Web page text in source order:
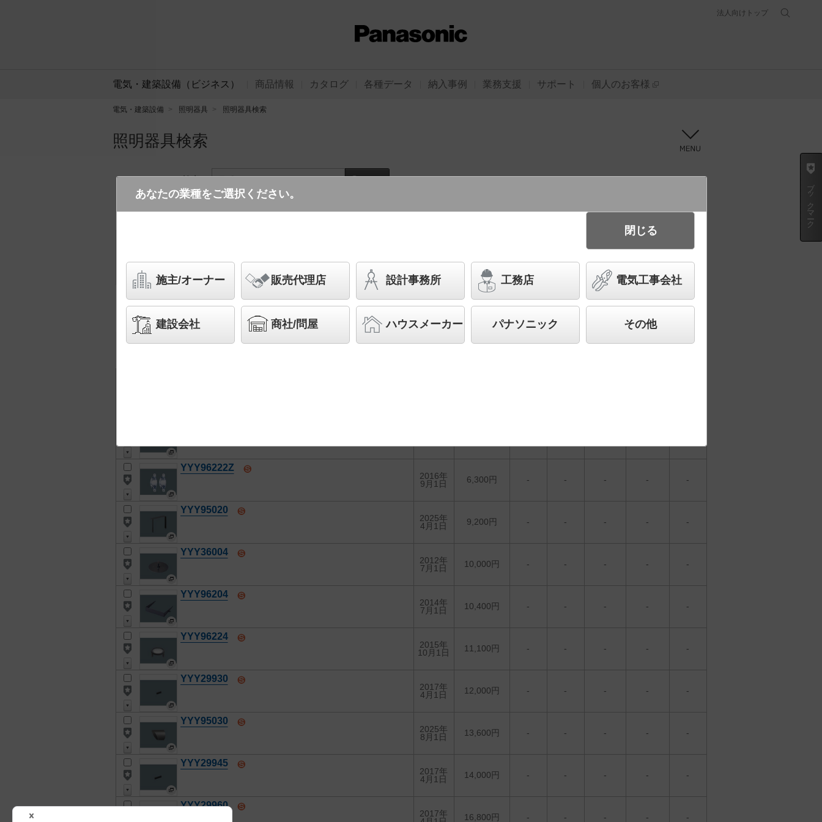
法人向けトップ
電気・建築設備（ビジネス） 商品情報 カタログ 各種データ 納入事例 業務支援 サポート 個人のお客様
電気・建築設備 照明器具 照明器具検索
照明器具検索
検索結果 26件 生産終了品を省く 生産終了予定品を省く
全て
チェック
かんたん
器具を比較
各種データ
YYY96222Z
2016年
9月1日
6,300円 - - - - -
YYY95020
2025年
4月1日
9,200円 - - - - -
YYY36004
2012年
7月1日
10,000円 - - - - -
YYY96204
2014年
7月1日
10,400円 - - - - -
YYY96224
2015年
10月1日
11,100円 - - - - -
YYY29930
2017年
4月1日
12,000円 - - - - -
YYY95030
2025年
8月1日
13,600円 - - - - -
YYY29945
2017年
4月1日
14,000円 - - - - -
YYY29960
2017年
16,800円 - - - - -
ブックマーク
あなたの業種をご選択ください。
施主/オーナー 販売代理店 設計事務所 工務店 電気工事会社
建設会社 商社/問屋 ハウスメーカー パナソニック その他
閉じる